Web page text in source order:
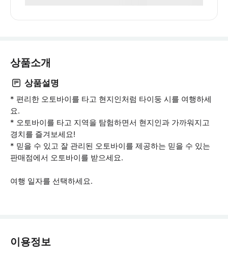
상품소개
상품설명
* 편리한 오토바이를 타고 현지인처럼 타이둥 시를 여행하세
요.
* 오토바이를 타고 지역을 탐험하면서 현지인과 가까워지고
경치를 즐겨보세요!
* 믿을 수 있고 잘 관리된 오토바이를 제공하는 믿을 수 있는
판매점에서 오토바이를 받으세요.
여행 일자를 선택하세요.
이용정보